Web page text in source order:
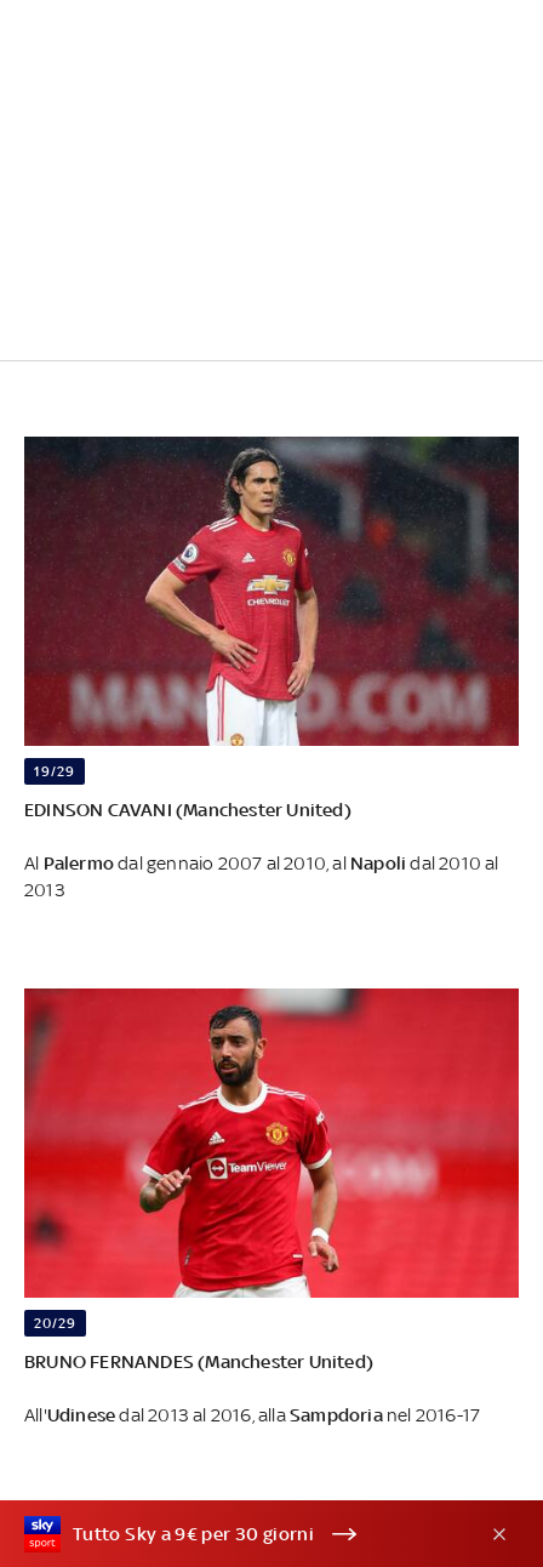
19/29
EDINSON CAVANI (Manchester United)
Al Palermodal gennaio 2007 al 2010, al Napolidal 2010 al
2013
20/29
BRUNO FERNANDES (Manchester United)
All'Udinesedal 2013 al 2016, allaSampdoria nel 2016-17
Tutto Sky a 9€ per 30 giorni